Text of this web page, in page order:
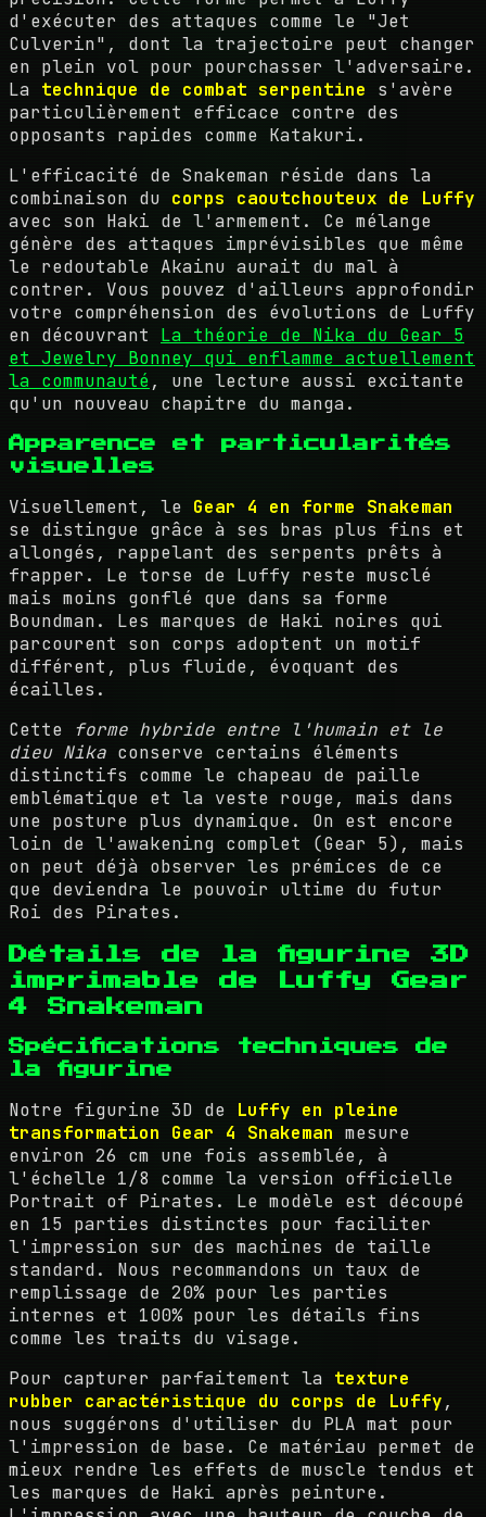
d'exécuter des attaques comme le "Jet
Culverin", dont la trajectoire peut changer
en plein vol pour pourchasser l'adversaire.
La technique de combat serpentine s'avère
particulièrement efficace contre des
opposants rapides comme Katakuri.
L'efficacité de Snakeman réside dans la
combinaison du corps caoutchouteux de Luffy
avec son Haki de l'armement. Ce mélange
génère des attaques imprévisibles que même
le redoutable Akainu aurait du mal à
contrer. Vous pouvez d'ailleurs approfondir
votre compréhension des évolutions de Luffy
en découvrant La théorie de Nika du Gear 5
et Jewelry Bonney qui enflamme actuellement
la communauté, une lecture aussi excitante
qu'un nouveau chapitre du manga.
Apparence et particularités
visuelles
Visuellement, le Gear 4 en forme Snakeman
se distingue grâce à ses bras plus fins et
allongés, rappelant des serpents prêts à
frapper. Le torse de Luffy reste musclé
mais moins gonflé que dans sa forme
Boundman. Les marques de Haki noires qui
parcourent son corps adoptent un motif
différent, plus fluide, évoquant des
écailles.
Cette forme hybride entre l'humain et le
dieu Nika conserve certains éléments
distinctifs comme le chapeau de paille
emblématique et la veste rouge, mais dans
une posture plus dynamique. On est encore
loin de l'awakening complet (Gear 5), mais
on peut déjà observer les prémices de ce
que deviendra le pouvoir ultime du futur
Roi des Pirates.
Détails de la figurine 3D
imprimable de Luffy Gear
4 Snakeman
Spécifications techniques de
la figurine
Notre figurine 3D de Luffy en pleine
transformation Gear 4 Snakeman mesure
environ 26 cm une fois assemblée, à
l'échelle 1/8 comme la version officielle
Portrait of Pirates. Le modèle est découpé
en 15 parties distinctes pour faciliter
l'impression sur des machines de taille
standard. Nous recommandons un taux de
remplissage de 20% pour les parties
internes et 100% pour les détails fins
comme les traits du visage.
Pour capturer parfaitement la texture
rubber caractéristique du corps de Luffy,
nous suggérons d'utiliser du PLA mat pour
l'impression de base. Ce matériau permet de
mieux rendre les effets de muscle tendus et
les marques de Haki après peinture.